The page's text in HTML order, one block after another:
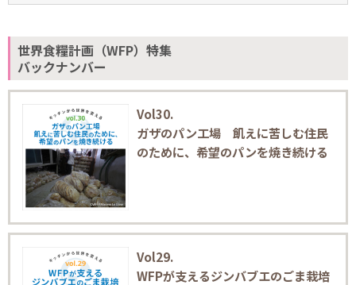
世界食糧計画（WFP）特集
バックナンバー
Vol30.
ガザのパン工場 飢えに苦しむ住民
のために、希望のパンを焼き続ける
Vol29.
WFPが支えるジンバブエのごま栽培